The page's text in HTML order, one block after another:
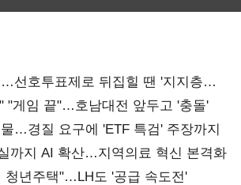
선호투표제로 뒤집힐 땐 '지지층
"게임 끝"…호남대전 앞두고 '충돌'
…경질 요구에 'ETF 특검' 주장까지
까지 AI 확산…지역의료 혁신 본격화
청년주택"…LH도 '공급 속도전'